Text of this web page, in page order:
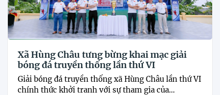
Xã Hùng Châu tưng bừng khai mạc giải
bóng đá truyền thống lần thứ VI
Giải bóng đá truyền thống xã Hùng Châu lần thứ VI
chính thức khởi tranh với sự tham gia của...